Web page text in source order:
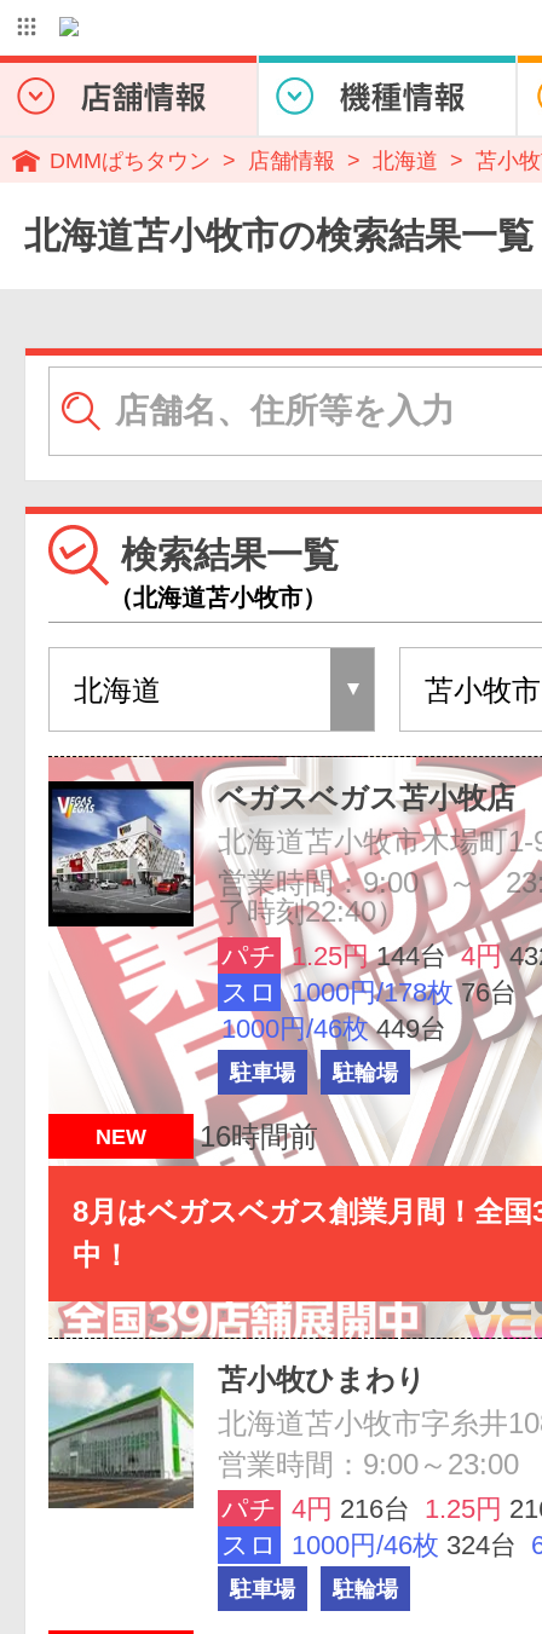
DMMぱちタウン 店舗情報 北海道 苫小
北海道苫小牧市の検索結果一覧
検索結果一覧
（北海道苫小牧市）
ベガスベガス苫小牧店
北海道苫小牧市木場町1-
営業時間：9:00 ～
了時刻22:40）
パチ 1.25円 144台 4円
スロ
1000円/178枚 76台
1000円/46枚 449台
駐車場 駐輪場
NEW 16時間前
8月はベガスベガス創業月間！全国
中！
苫小牧ひまわり
北海道苫小牧市字糸井
営業時間：9:00～23:00
パチ 4円 216台 1.25円
スロ
1000円/46枚 324台
駐車場 駐輪場